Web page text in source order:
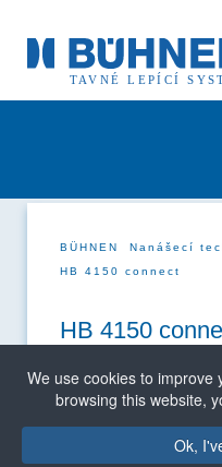
BÜHNEN Nanášecí
HB 4150 connect
HB 4150
We use cookies to improve
browsing this website,
Ok,